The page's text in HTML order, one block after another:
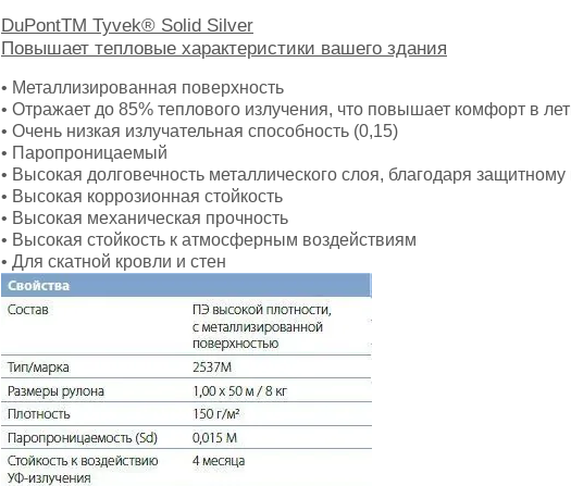
DuPontTM Tyvek® Solid Silver
Повышает тепловые характеристики вашего здания
• Металлизированная поверхность
• Отражает до 85% теплового излучения, что повышает комфорт в
• Очень низкая излучательная способность (0,15)
• Паропроницаемый
• Высокая долговечность металлического слоя, благодаря
• Высокая коррозионная стойкость
• Высокая механическая прочность
• Высокая стойкость к атмосферным воздействиям
• Для скатной кровли и стен